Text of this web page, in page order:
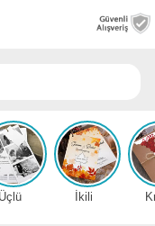
Üçlü İkili